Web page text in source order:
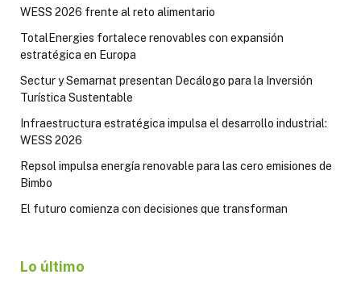
WESS 2026 frente al reto alimentario
TotalEnergies fortalece renovables con expansión
estratégica en Europa
Sectur y Semarnat presentan Decálogo para la Inversión
Turística Sustentable
Infraestructura estratégica impulsa el desarrollo industrial:
WESS 2026
Repsol impulsa energía renovable para las cero emisiones de
Bimbo
El futuro comienza con decisiones que transforman
Lo último